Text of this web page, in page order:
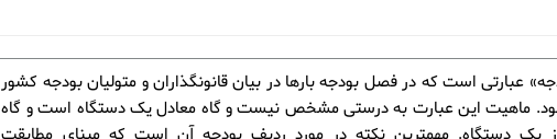
عبارتی است که در فصل بودجه بارها در بیان قانونگذاران و متولیان بودجه کشور
ماهیت این عبارت به درستی مشخص نیست و گاه معادل یک دستگاه است و گاه